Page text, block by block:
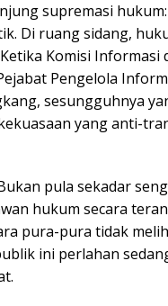
supremasi
Di ruang sidang,
Komisi Informasi
Pengelola
sesungguhnya
yang anti-
pula sekadar
hukum secara
pura-pura tidak
ini perlahan